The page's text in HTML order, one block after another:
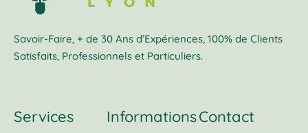
Savoir-Faire, + de 30 Ans d’Expériences, 100% de Clients
Satisfaits, Professionnels et Particuliers.
Services InformationsContact